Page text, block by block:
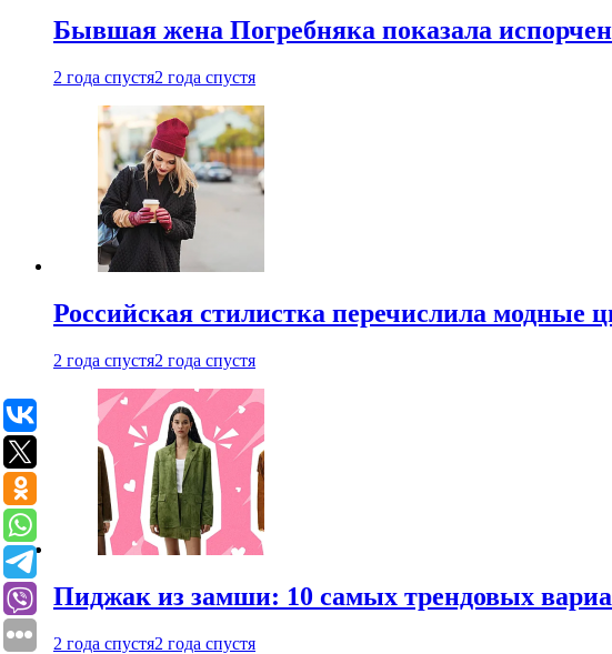
Бывшая жена Погребняка показала
2 года спустя2 года спустя
Российская стилистка перечислила модные
2 года спустя2 года спустя
Пиджак из замши: 10 самых трендовых
2 года спустя2 года спустя